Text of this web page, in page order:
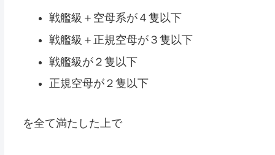
戦艦級＋空母系が４隻以下
戦艦級＋正規空母が３隻以下
戦艦級が２隻以下
正規空母が２隻以下
を全て満たした上で